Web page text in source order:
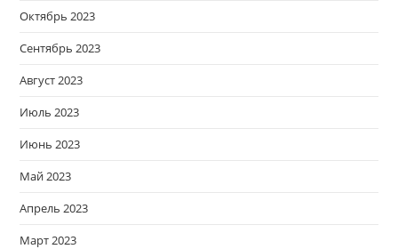
Октябрь 2023
Сентябрь 2023
Август 2023
Июль 2023
Июнь 2023
Май 2023
Апрель 2023
Март 2023